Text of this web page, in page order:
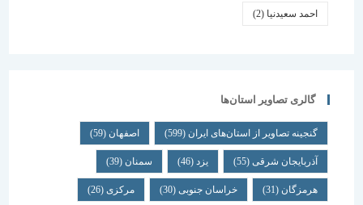
احمد سعیدنیا (2)
گالری تصاویر استان‌ها
گنجینه تصاویر از استان‌های ایران(599) اصفهان (59)
آذربایجان شرقی(55) یزد سمنان (39)
هرمزگان(31) خراسان جنوبی(30) مرکزی (26)